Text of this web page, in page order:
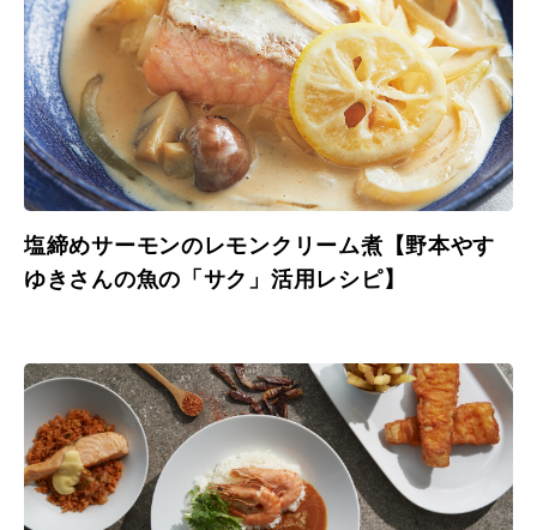
塩締めサーモンのレモンクリーム煮【野本やす
ゆきさんの魚の「サク」活用レシピ】